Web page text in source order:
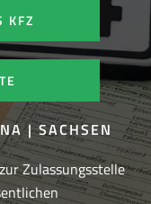
KFZ
| SACHSEN
Zulassungsstelle